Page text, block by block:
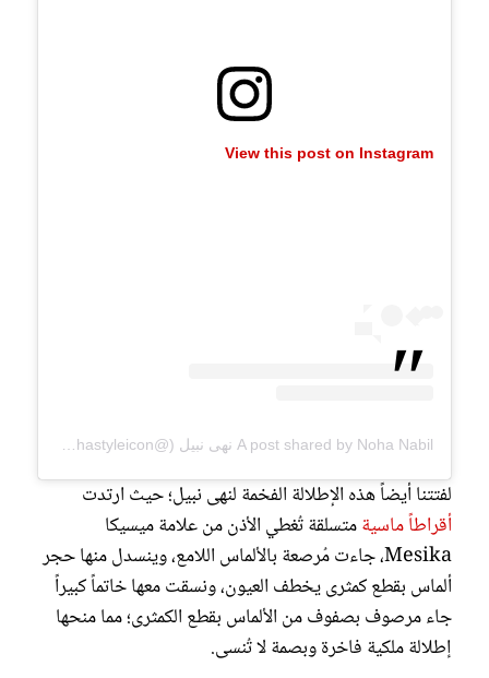
View this post on Instagram
A post shared by Noha Nabil نهى نبيل (@nohastyleicon)
لفتتنا أيضاً هذه الإطلالة الفخمة لنهى نبيل؛ حيث ارتدت
أقراطاً ماسيةمتسلقة تُغطي الأذن من علامة ميسيكا
Mesika، جاءت مُرصعة بالألماس اللامع، وينسدل منها حجر
ألماس بقطع كمثرى يخطف العيون، ونسقت معها خاتماً كبيراً
جاء مرصوف بصفوف من الألماس بقطع الكمثرى؛ مما منحها
إطلالة ملكية فاخرة وبصمة لا تُنسى.